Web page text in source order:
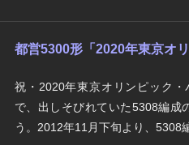
都営5300形「2020年東京オ
祝・2020年東京オリンピック
で、出しそびれていた5308編成
う。2012年11月下旬より、5308